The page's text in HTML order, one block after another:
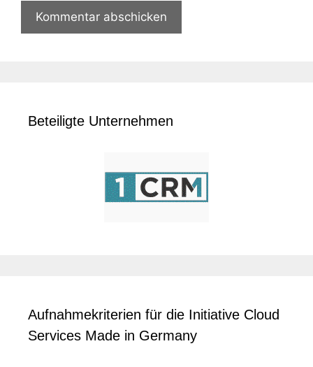
Beteiligte Unternehmen
Aufnahmekriterien für die Initiative Cloud
Services Made in Germany